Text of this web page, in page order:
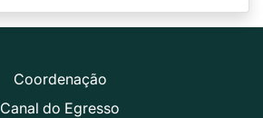
Coordenação
Canal do Egresso